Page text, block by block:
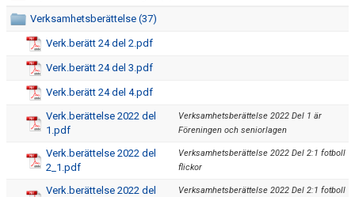
Verksamhetsberättelse (37)
Verk.berätt 24 del 2.pdf
Verk.berätt 24 del 3.pdf
Verk.berätt 24 del 4.pdf
Verk.berättelse 2022 del
1.pdf
Verksamhetsberättelse 2022 Del 1 är
Föreningen och seniorlagen
Verk.berättelse 2022 del
2_1.pdf
Verksamhetsberättelse 2022 Del 2:1 fotboll
flickor
Verk.berättelse 2022 del
Verksamhetsberättelse 2022 Del 2:1 fotboll